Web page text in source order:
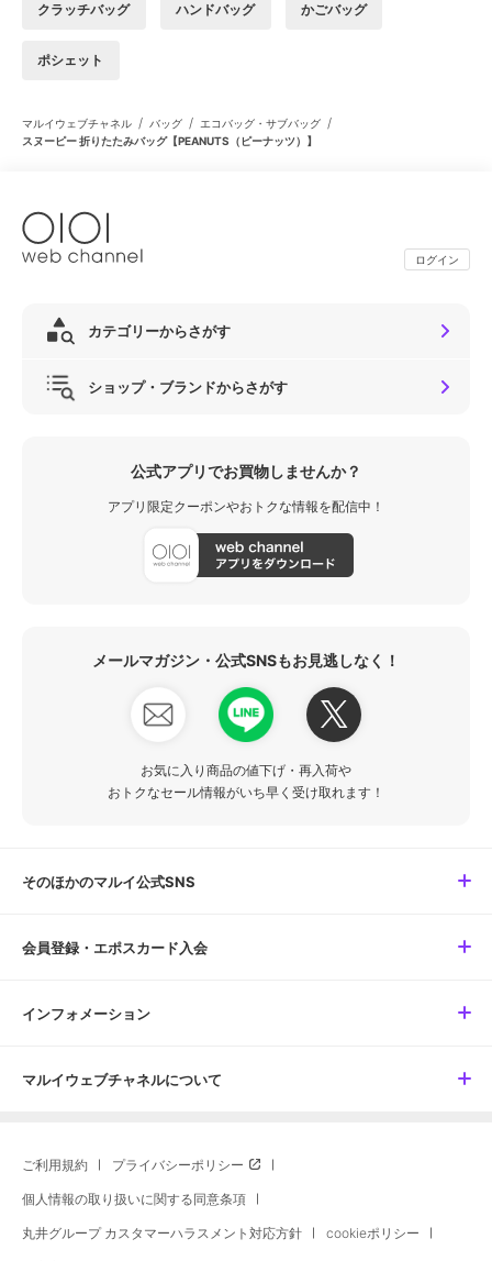
クラッチバッグ ハンドバッグ かごバッグ
ポシェット
マルイウェブチャネル / バッグ / エコバッグ・サブバッグ /
スヌーピー 折りたたみバッグ【PEANUTS（ピーナッツ）】
ログイン
カテゴリーからさがす
ショップ・ブランドからさがす
公式アプリでお買物しませんか？
アプリ限定クーポンやおトクな情報を配信中！
メールマガジン・公式SNSもお見逃しなく！
お気に入り商品の値下げ・再入荷や
おトクなセール情報がいち早く受け取れます！
そのほかのマルイ公式SNS
会員登録・エポスカード入会
インフォメーション
マルイウェブチャネルについて
ご利用規約 プライバシーポリシー
個人情報の取り扱いに関する同意条項
丸井グループ カスタマーハラスメント対応方針 cookieポリシー